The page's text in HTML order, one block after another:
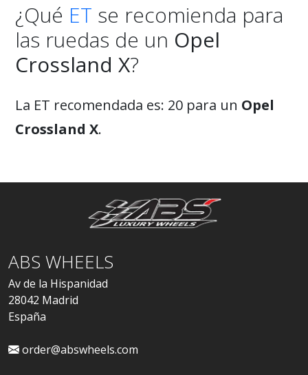
¿Qué ET se recomienda para
las ruedas de un Opel
Crossland X?
La ET recomendada es: 20 para un Opel
Crossland X.
ABS WHEELS
Av de la Hispanidad
28042 Madrid
España
order@abswheels.com